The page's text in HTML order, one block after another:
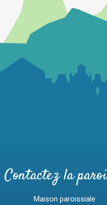
Contactez la
Maison paroissiale